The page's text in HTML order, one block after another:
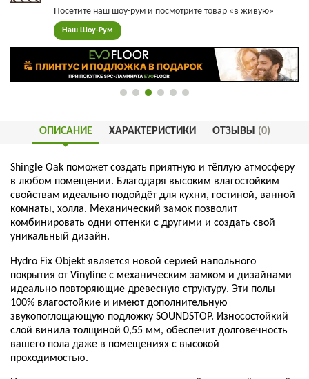
Посетите наш шоу-рум и посмотрите товар «в живую»
Наш Шоу-Рум
ОПИСАНИЕ ХАРАКТЕРИСТИКИ ОТЗЫВЫ (0)
Shingle Oak поможет создать приятную и тёплую атмосферу
в любом помещении. Благодаря высоким влагостойким
свойствам идеально подойдёт для кухни, гостиной, ванной
комнаты, холла. Механический замок позволит
комбинировать одни оттенки с другими и создать свой
уникальный дизайн.
Hydro Fix Objekt является новой серией напольного
покрытия от Vinyline с механическим замком и дизайнами
идеально повторяющие древесную структуру. Эти полы
100% влагостойкие и имеют дополнительную
звукопоглощающую подложку SOUNDSTOP. Износостойкий
слой винила толщиной 0,55 мм, обеспечит долговечность
вашего пола даже в помещениях с высокой
проходимостью.